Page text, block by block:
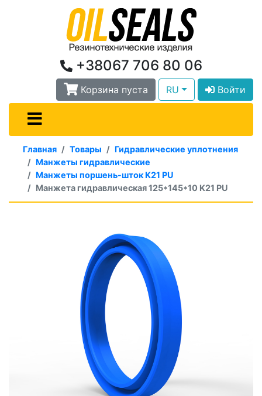
+38067 706 80 06
Корзина пуста RU Войти
Главная Товары
Гидравлические уплотнения
Манжеты гидравлические
Манжеты поршень-шток K21 PU
Манжета гидравлическая 125*145*10 K21 PU